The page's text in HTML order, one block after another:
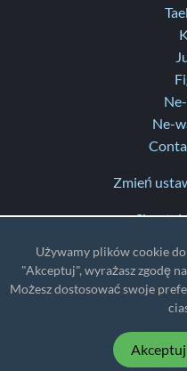
Używamy plików cookie
"Akceptuj", wyrażasz zgodę
Możesz dostosować swoje
Akceptuj
Ne-
Zmień
Informacje
TZ